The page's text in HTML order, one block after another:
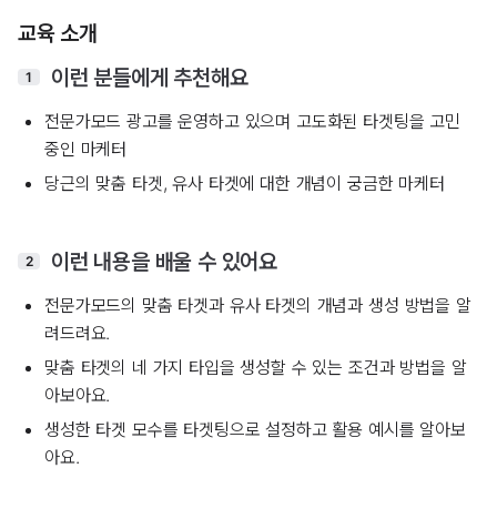
교육 소개
1 이런 분들에게 추천해요
전문가모드 광고를 운영하고 있으며 고도화된 타겟팅을 고민
중인 마케터
당근의 맞춤 타겟, 유사 타겟에 대한 개념이 궁금한 마케터
2 이런 내용을 배울 수 있어요
전문가모드의 맞춤 타겟과 유사 타겟의 개념과 생성 방법을 알
려드려요.
맞춤 타겟의 네 가지 타입을 생성할 수 있는 조건과 방법을 알
아보아요.
생성한 타겟 모수를 타겟팅으로 설정하고 활용 예시를 알아보
아요.